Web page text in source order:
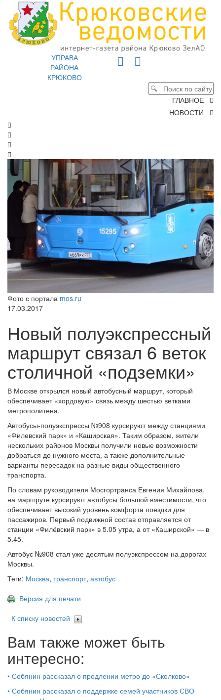
УПРАВА
РАЙОНА
КРЮКОВО
ГЛАВНОЕ
НОВОСТИ
Фото с портала mos.ru
17.03.2017
Новый полуэкспрессный
маршрут связал 6 веток
столичной «подземки»
В Москве открылся новый автобусный маршрут, который
обеспечивает «хордовую» связь между шестью ветками
метрополитена.
Автобусы-полуэкспрессы №908 курсируют между станциями
«Филевский парк» и «Каширская». Таким образом, жители
нескольких районов Москвы получили новые возможности
добраться до нужного места, а также дополнительные
варианты пересадок на разные виды общественного
транспорта.
По словам руководителя Мосгортранса Евгения Михайлова,
на маршруте курсируют автобусы большой вместимости, что
обеспечивает высокий уровень комфорта поездки для
пассажиров. Первый подвижной состав отправляется от
станции «Филёвский парк» в 5.05 утра, а от «Каширской» — в
5.45.
Автобус №908 стал уже десятым полуэкспрессом на дорогах
Москвы.
Теги: Москва, транспорт, автобус
Версия для печати
К списку новостей
Вам также может быть
интересно:
• Собянин рассказал о продлении метро до «Сколково»
• Собянин рассказал о поддержке семей участников СВО